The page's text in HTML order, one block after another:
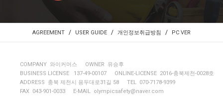
AGREEMENT / USER GUIDE / 개인정보취급방침 / PC VER
COMPANY 와이커머스
OWNER 유승후
BUSINESS LICENSE 137-49-00107
ONLINE-LICENSE 2016-충북제천-0028호
ADDRESS 충북 제천시 용두대로31길 58
TEL 070-7178-9399
FAX 043-901-0033
E-MAIL olympicsafety@naver.com